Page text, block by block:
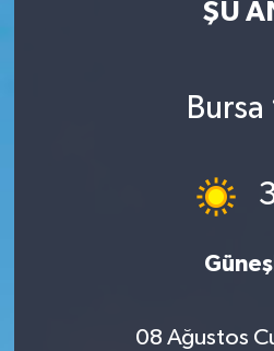
ŞU
Bursa
08 Ağustos